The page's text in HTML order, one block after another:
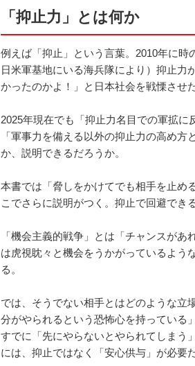
「抑止力」とは何か
例えば「抑止」という言葉。2010年に
日米軍基地にいる海兵隊により）抑止力
かったのかよ！」と日本社会を戦慄させ
2025年現在でも「抑止力名目での軍拡
「軍事力を備える以外の抑止力の高め
か、説明できるだろうか。
本書では「脅しをかけてでも相手を止め
こでさらに説明がつく。抑止で回避でき
「機会主義的戦争」とは「チャンスが
は虎視眈々と機会をうかがっているよう
る。
では、そうでない相手とはどのような立
分がやられるという恐怖心を持っている
すでに「先にやらないとやられてしまう
には、抑止ではなく「安心供与」が必要